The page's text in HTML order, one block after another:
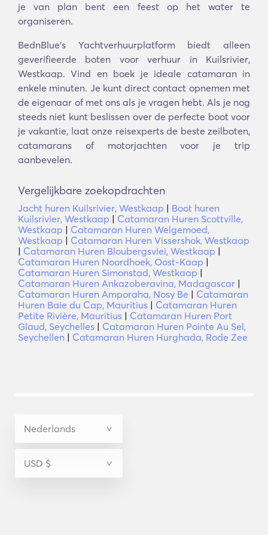
je van plan bent een feest op het water te
organiseren.
BednBlue's Yachtverhuurplatform biedt alleen
geverifieerde boten voor verhuur in Kuilsrivier,
Westkaap. Vind en boek je ideale catamaran in
enkele minuten. Je kunt direct contact opnemen met
de eigenaar of met ons als je vragen hebt. Als je nog
steeds niet kunt beslissen over de perfecte boot voor
je vakantie, laat onze reisexperts de beste zeilboten,
catamarans of motorjachten voor je trip
aanbevelen.
Vergelijkbare zoekopdrachten
Jacht huren Kuilsrivier, Westkaap | Boot huren
Kuilsrivier, Westkaap | Catamaran Huren Scottville,
Westkaap | Catamaran Huren Welgemoed,
Westkaap | Catamaran Huren Vissershok, Westkaap
| Catamaran Huren Bloubergsvlei, Westkaap |
Catamaran Huren Noordhoek, Oost-Kaap |
Catamaran Huren Simonstad, Westkaap |
Catamaran Huren Ankazoberavina, Madagascar |
Catamaran Huren Amporaha, Nosy Be | Catamaran
Huren Baie du Cap, Mauritius | Catamaran Huren
Petite Rivière, Mauritius | Catamaran Huren Port
Glaud, Seychelles | Catamaran Huren Pointe Au Sel,
Seychellen | Catamaran Huren Hurghada, Rode Zee